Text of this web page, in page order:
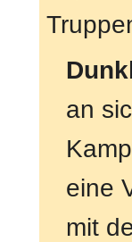
an
eine
mit